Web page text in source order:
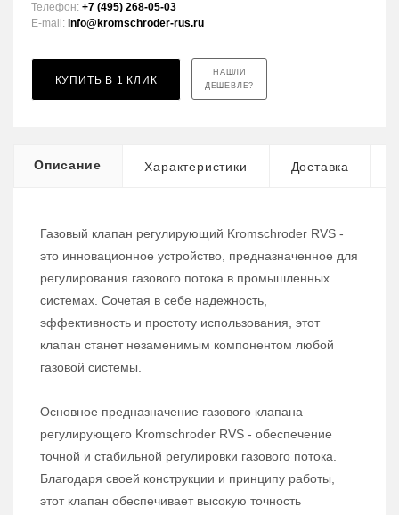
Телефон: +7 (495) 268-05-03
E-mail: info@kromschroder-rus.ru
КУПИТЬ В 1 КЛИК
НАШЛИ
ДЕШЕВЛЕ?
Описание Характеристики Доставка
Газовый клапан регулирующий Kromschroder RVS -
это инновационное устройство, предназначенное для
регулирования газового потока в промышленных
системах. Сочетая в себе надежность,
эффективность и простоту использования, этот
клапан станет незаменимым компонентом любой
газовой системы.
Основное предназначение газового клапана
регулирующего Kromschroder RVS - обеспечение
точной и стабильной регулировки газового потока.
Благодаря своей конструкции и принципу работы,
этот клапан обеспечивает высокую точность